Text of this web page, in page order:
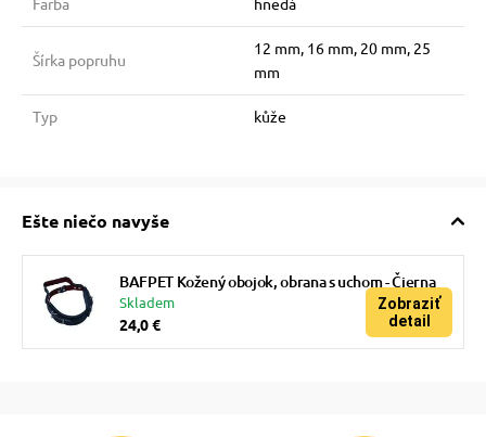
Šírka popruhu
12 mm, 16 mm, 20 mm, 25
mm
Typ kůže
Ešte niečo navyše
BAFPET Kožený obojok, obrana s uchom - Čierna
Skladem
24,0 €
Zobraziť
detail